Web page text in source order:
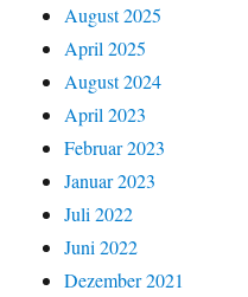
August 2025
April 2025
August 2024
April 2023
Februar 2023
Januar 2023
Juli 2022
Juni 2022
Dezember 2021